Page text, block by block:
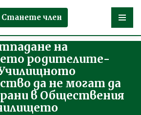
Станете член
на
родителите-
да не могат да
в Обществения